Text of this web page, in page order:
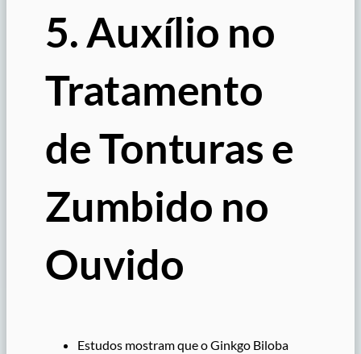
5. Auxílio no
Tratamento
de Tonturas e
Zumbido no
Ouvido
Estudos mostram que o Ginkgo Biloba